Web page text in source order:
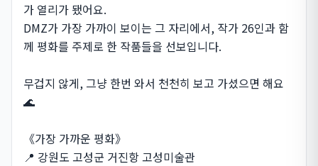
가 열리가 됐어요.
DMZ가 가장 가까이 보이는 그 자리에서, 작가 26인과 함
께 평화를 주제로 한 작품들을 선보입니다.
무겁지 않게, 그냥 한번 와서 천천히 보고 가셨으면 해요
🌊
《가장 가까운 평화》
📍 강원도 고성군 거진항 고성미술관